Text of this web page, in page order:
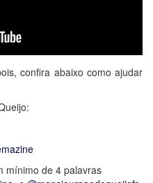
confira abaixo como ajudar
mínimo de 4 palavras